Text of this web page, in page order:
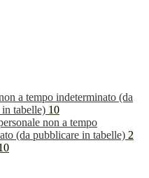
a tempo indeterminato (da
tabelle) 10
non a tempo
(da pubblicare in tabelle) 2